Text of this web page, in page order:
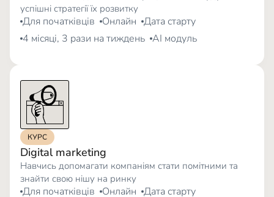
успішні стратегії їх розвитку
Для початківців Онлайн Дата старту
4 місяці, 3 рази на тиждень AI модуль
КУРС
Digital marketing
Навчись допомагати компаніям стати помітними та
знайти свою нішу на ринку
Для початківців Онлайн Дата старту